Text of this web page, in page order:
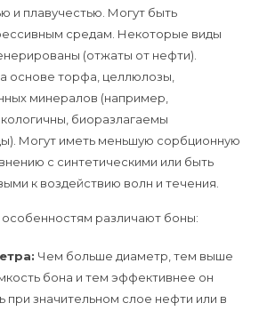
и плавучестью. Могут быть
средам. Некоторые виды
(отжаты от нефти).
основе торфа, целлюлозы,
минералов (например,
биоразлагаемы
Могут иметь меньшую сорбционную
с синтетическими или быть
к воздействию волн и течения.
различают боны:
Чем больше диаметр, тем выше
бона и тем эффективнее он
при значительном слое нефти или в